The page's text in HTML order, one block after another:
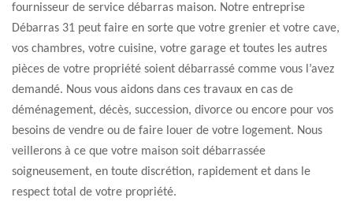
fournisseur de service débarras maison. Notre entreprise
Débarras 31 peut faire en sorte que votre grenier et votre cave,
vos chambres, votre cuisine, votre garage et toutes les autres
pièces de votre propriété soient débarrassé comme vous l’avez
demandé. Nous vous aidons dans ces travaux en cas de
déménagement, décès, succession, divorce ou encore pour vos
besoins de vendre ou de faire louer de votre logement. Nous
veillerons à ce que votre maison soit débarrassée
soigneusement, en toute discrétion, rapidement et dans le
respect total de votre propriété.